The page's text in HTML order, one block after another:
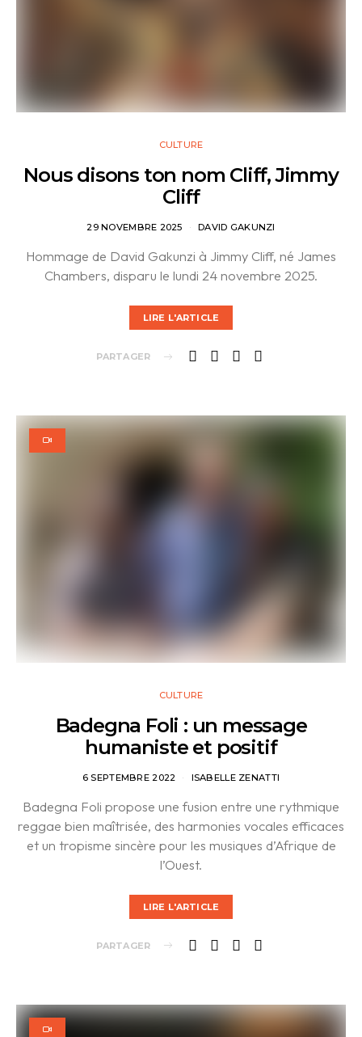
CULTURE
Nous disons ton nom Cliff, Jimmy
Cliff
29 NOVEMBRE 2025 DAVID GAKUNZI
Hommage de David Gakunzi à Jimmy Cliff, né James
Chambers, disparu le lundi 24 novembre 2025.
LIRE L'ARTICLE
PARTAGER
CULTURE
Badegna Foli : un message
humaniste et positif
6 SEPTEMBRE 2022 ISABELLE ZENATTI
Badegna Foli propose une fusion entre une rythmique
reggae bien maîtrisée, des harmonies vocales efficaces
et un tropisme sincère pour les musiques d’Afrique de
l’Ouest.
LIRE L'ARTICLE
PARTAGER